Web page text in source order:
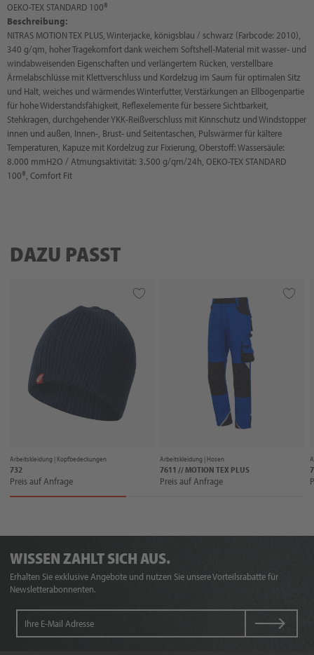
OEKO-TEX STANDARD 100®
Beschreibung:
NITRAS MOTION TEX PLUS, Winterjacke, königsblau / schwarz (Farbcode: 2010),
340 g/qm, hoher Tragekomfort dank weichem Softshell-Material mit wasser- und
windabweisenden Eigenschaften und verlängertem Rücken, verstellbare
Ärmelabschlüsse mit Klettverschluss und Kordelzug im Saum für optimalen Sitz
und Halt, weiches und wärmendes Winterfutter, Verstärkungen an Ellbogenpartie
für hohe Widerstandsfähigkeit, Reflexelemente für bessere Sichtbarkeit,
Stehkragen, durchgehender YKK-Reißverschluss mit Kinnschutz und Windstopper
innen und außen, Innen-, Brust- und Seitentaschen, Pulswärmer für kältere
Temperaturen, Kapuze mit Kordelzug zur Fixierung, Oberstoff: Wassersäule:
8.000 mmH2O / Atmungsaktivität: 3.500 g/qm/24h, OEKO-TEX STANDARD
100®, Comfort Fit
DAZU PASST
Arbeitskleidung | Kopfbedeckungen
732
Preis auf Anfrage
Arbeitskleidung | Hosen
7611 // MOTION TEX PLUS
Preis auf Anfrage
WISSEN ZAHLT SICH AUS.
Erhalten Sie exklusive Angebote und nutzen Sie unsere Vorteilsrabatte für
Newsletterabonnenten.